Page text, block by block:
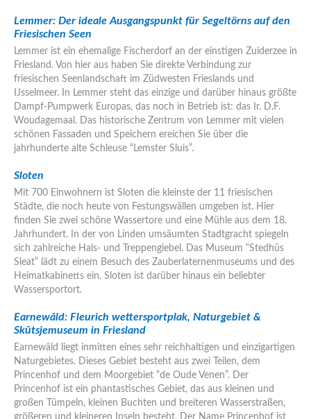
Lemmer: Der ideale Ausgangspunkt für Segeltörns auf den
Friesischen Seen
Lemmer ist ein ehemalige Fischerdorf an der einstigen Zuiderzee in
Friesland. Von hier aus haben Sie direkte Verbindung zur
friesischen Seenlandschaft im Züdwesten Frieslands und
IJsselmeer. In Lemmer steht das einzige und darüber hinaus größte
Dampf-Pumpwerk Europas, das noch in Betrieb ist: das Ir. D.F.
Woudagemaal. Das historische Zentrum von Lemmer mit vielen
schönen Fassaden und Speichern ereichen Sie über die
jahrhunderte alte Schleuse “Lemster Sluis”.
Sloten
Mit 700 Einwohnern ist Sloten die kleinste der 11 friesischen
Städte, die noch heute von Festungswällen umgeben ist. Hier
finden Sie zwei schöne Wassertore und eine Mühle aus dem 18.
Jahrhundert. In der von Linden umsäumten Stadtgracht spiegeln
sich zahlreiche Hals- und Treppengiebel. Das Museum “Stedhûs
Sleat” lädt zu einem Besuch des Zauberlaternenmuseums und des
Heimatkabinetts ein. Sloten ist darüber hinaus ein beliebter
Wassersportort.
Earnewâld: Fleurich wettersportplak, Naturgebiet &
Skûtsjemuseum in Friesland
Earnewâld liegt inmitten eines sehr reichhaltigen und einzigartigen
Naturgebietes. Dieses Gebiet besteht aus zwei Teilen, dem
Princenhof und dem Moorgebiet “de Oude Venen”. Der
Princenhof ist ein phantastisches Gebiet, das aus kleinen und
großen Tümpeln, kleinen Buchten und breiteren Wasserstraßen,